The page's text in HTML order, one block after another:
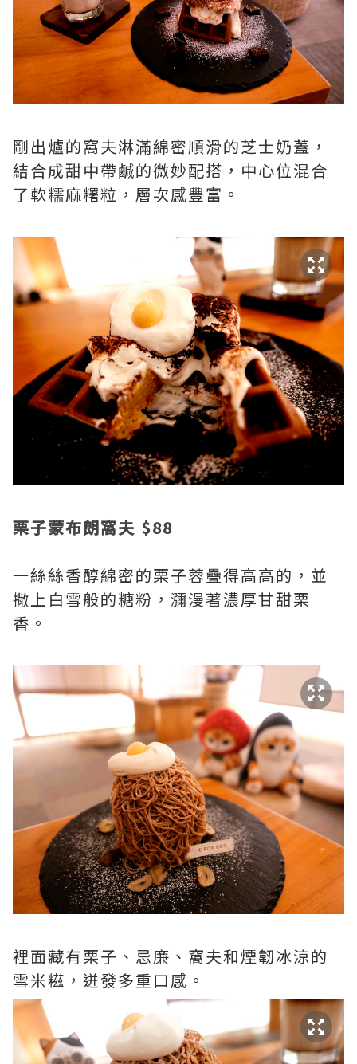
剛出爐的窩夫淋滿綿密順滑的芝士奶蓋，
結合成甜中帶鹹的微妙配搭，中心位混合
了軟糯麻糬粒，層次感豐富。
栗子蒙布朗窩夫 $88
一絲絲香醇綿密的栗子蓉疊得高高的，並
撒上白雪般的糖粉，瀰漫著濃厚甘甜栗
香。
裡面藏有栗子、忌廉、窩夫和煙韌冰涼的
雪米糍，迸發多重口感。